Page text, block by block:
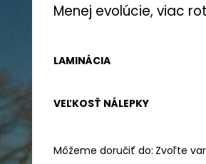
Menej evolúcie, viac
LAMINÁCIA
VEĽKOSŤ NÁLEPKY
Môžeme doručiť do: Zvoľte